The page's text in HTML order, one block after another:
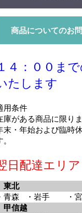
商品についてのお
４：００ま
たします
用条件
庫がある商品に限りま
末・年始および臨時
日配達エリア
東北
青森
・岩手 ・
甲信越